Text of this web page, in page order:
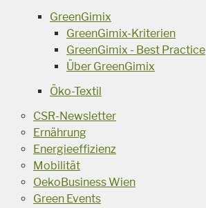
GreenGimix
GreenGimix-Kriterien
GreenGimix - Best Practice
Über GreenGimix
Öko-Textil
CSR-Newsletter
Ernährung
Energieeffizienz
Mobilität
OekoBusiness Wien
Green Events